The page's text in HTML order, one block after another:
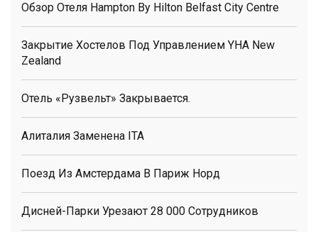
Обзор Отеля Hampton By Hilton Belfast City Centre
Закрытие Хостелов Под Управлением YHA New
Zealand
Отель «Рузвельт» Закрывается.
Алиталия Заменена ITA
Поезд Из Амстердама В Париж Норд
Дисней-Парки Урезают 28 000 Сотрудников